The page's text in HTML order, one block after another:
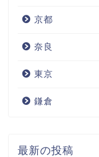
京都
奈良
東京
鎌倉
最新の投稿